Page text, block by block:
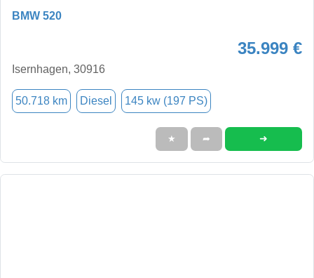
BMW 520
35.999 €
Isernhagen, 30916
50.718 km Diesel 145 kw (197 PS)
★ ➦ ➜